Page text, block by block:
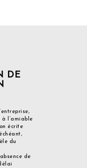
DE
à l’amiable
écrite
du
de